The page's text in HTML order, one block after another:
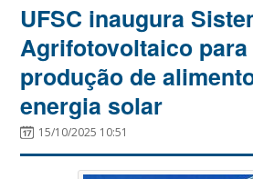
UFSC inaugura
Agrifotovoltaico
produção de
energia solar
15/10/2025 10:51